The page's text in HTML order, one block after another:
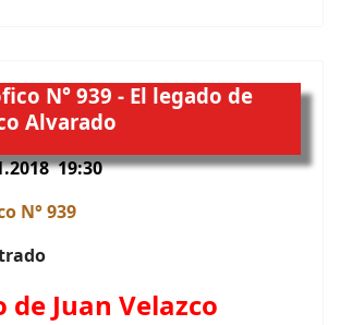
N° 939 - El legado de
Alvarado
19:30
N° 939
de Juan Velazco